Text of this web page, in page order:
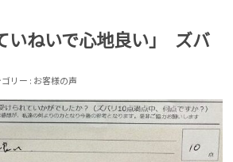
いねいで心地良い｣ ズバ
リー : お客様の声